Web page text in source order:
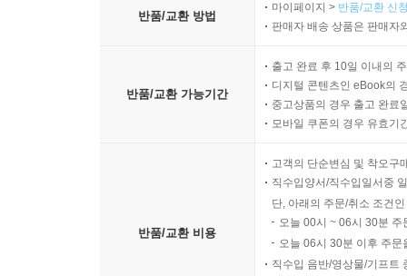
수능독해 MINI TEST
MINI TEST 3회 140
반품/교환 방법
마이페이지 > 반품/교환 신
판매자 배송 상품은 판매자
반품/교환 가능기간
출고 완료 후 10일 이내의
디지털 콘텐츠인 eBook의
중고상품의 경우 출고 완료
모바일 쿠폰의 경우 유효기
반품/교환 비용
고객의 단순변심 및 착오구
직수입양서/직수입일서중
단, 아래의 주문/취소 조건
오늘 00시 ~ 06시 30분
오늘 06시 30분 이후 주
직수입 음반/영상물/기프트